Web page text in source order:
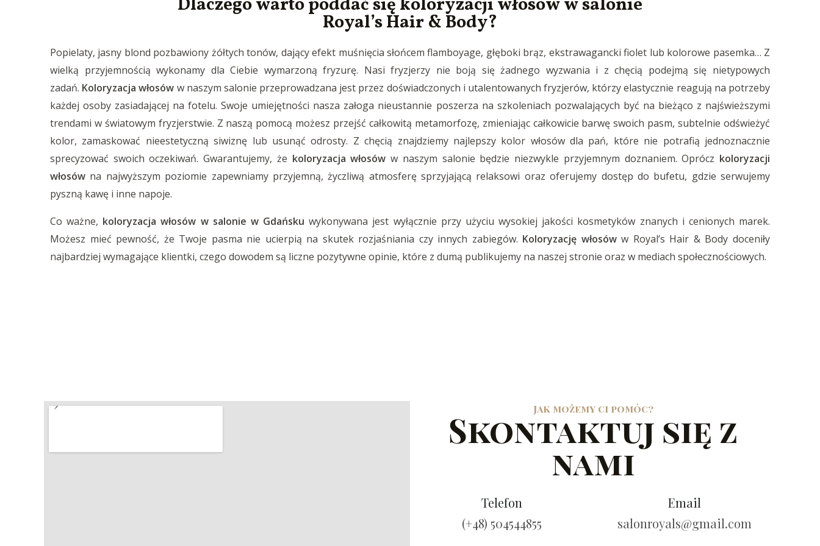
Dlaczego warto poddać się koloryzacji włosów w salonie
Royal’s Hair & Body?
Popielaty, jasny blond pozbawiony żółtych tonów, dający efekt muśnięcia słońcem flamboyage, głęboki brąz, ekstrawagancki fiolet lub kolorowe pasemka… Z
wielką przyjemnością wykonamy dla Ciebie wymarzoną fryzurę. Nasi fryzjerzy nie boją się żadnego wyzwania i z chęcią podejmą się nietypowych
zadań. Koloryzacja włosów w naszym salonie przeprowadzana jest przez doświadczonych i utalentowanych fryzjerów, którzy elastycznie reagują na potrzeby
każdej osoby zasiadającej na fotelu. Swoje umiejętności nasza załoga nieustannie poszerza na szkoleniach pozwalających być na bieżąco z najświeższymi
trendami w światowym fryzjerstwie. Z naszą pomocą możesz przejść całkowitą metamorfozę, zmieniając całkowicie barwę swoich pasm, subtelnie odświeżyć
kolor, zamaskować nieestetyczną siwiznę lub usunąć odrosty. Z chęcią znajdziemy najlepszy kolor włosów dla pań, które nie potrafią jednoznacznie
sprecyzować swoich oczekiwań. Gwarantujemy, że koloryzacja włosów w naszym salonie będzie niezwykle przyjemnym doznaniem. Oprócz koloryzacji
włosów na najwyższym poziomie zapewniamy przyjemną, życzliwą atmosferę sprzyjającą relaksowi oraz oferujemy dostęp do bufetu, gdzie serwujemy
pyszną kawę i inne napoje.
Co ważne, koloryzacja włosów w salonie w Gdańsku wykonywana jest wyłącznie przy użyciu wysokiej jakości kosmetyków znanych i cenionych marek.
Możesz mieć pewność, że Twoje pasma nie ucierpią na skutek rozjaśniania czy innych zabiegów. Koloryzację włosóww Royal’s Hair & Body doceniły
najbardziej wymagające klientki, czego dowodem są liczne pozytywne opinie, które z dumą publikujemy na naszej stronie oraz w mediach społecznościowych.
Jak możemy ci pomóc?
Skontaktuj się z
nami
Telefon
(+48) 504544855
Email
salonroyals@gmail.com